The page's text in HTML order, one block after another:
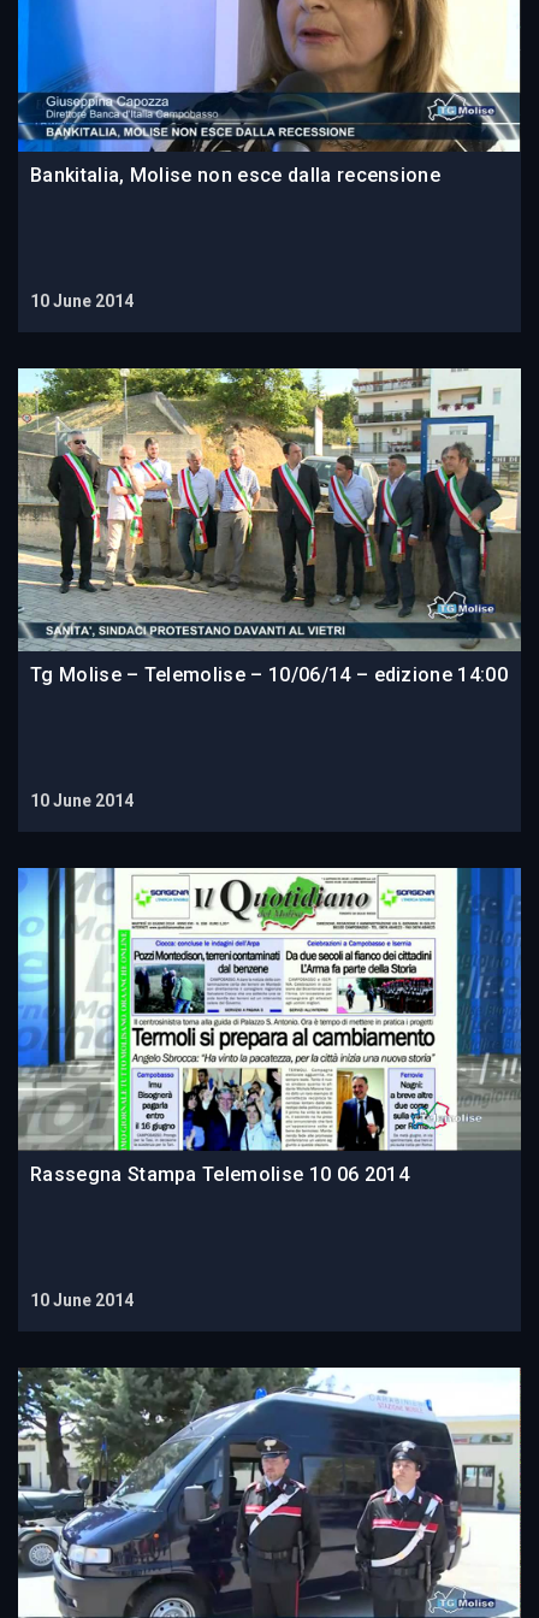
Bankitalia, Molise non esce dalla recensione
10 June 2014
Tg Molise – Telemolise – 10/06/14 – edizione 14:00
10 June 2014
Rassegna Stampa Telemolise 10 06 2014
10 June 2014